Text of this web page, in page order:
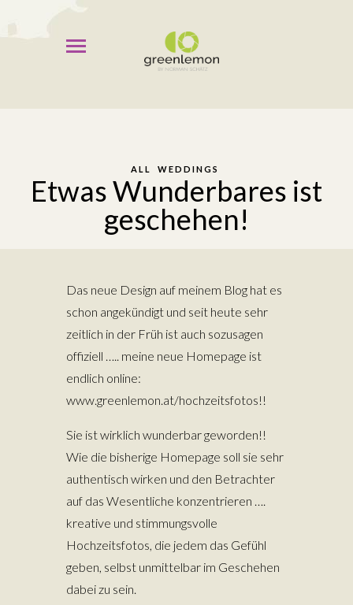
ALL WEDDINGS
Etwas Wunderbares ist
geschehen!
Das neue Design auf meinem Blog hat es
schon angekündigt und seit heute sehr
zeitlich in der Früh ist auch sozusagen
offiziell ….. meine neue Homepage ist
endlich online:
www.greenlemon.at/hochzeitsfotos!!
Sie ist wirklich wunderbar geworden!!
Wie die bisherige Homepage soll sie sehr
authentisch wirken und den Betrachter
auf das Wesentliche konzentrieren ….
kreative und stimmungsvolle
Hochzeitsfotos, die jedem das Gefühl
geben, selbst unmittelbar im Geschehen
dabei zu sein.